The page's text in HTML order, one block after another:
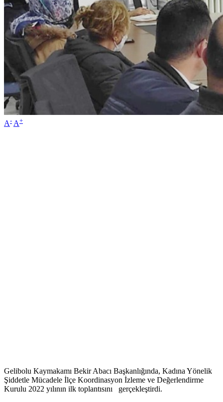
A- A+
Gelibolu Kaymakamı Bekir Abacı Başkanlığında, Kadına Yönelik
Şiddetle Mücadele İlçe Koordinasyon İzleme ve Değerlendirme
Kurulu 2022 yılının ilk toplantısını gerçekleştirdi.